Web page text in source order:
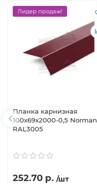
Лидер продаж!
Планка карнизная
100х69х2000-0,5 Norman
RAL3005
252.70 р. /шт